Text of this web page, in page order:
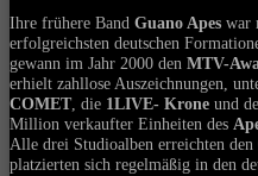
Ihre frühere Band Guano Apes war
erfolgreichsten deutschen
gewann im Jahr 2000 den MTV-
erhielt zahllose Auszeichnungen,
COMET, die 1LIVE- Krone und
Million verkaufter Einheiten des
Alle drei Studioalben erreichten
platzierten sich regelmäßig in den